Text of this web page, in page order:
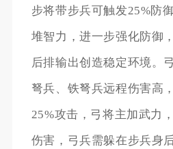
步将带步兵可触发25%防
堆智力，进一步强化防御
后排输出创造稳定环境。
弩兵、铁弩兵远程伤害高
25%攻击，弓将主加武力
伤害，弓兵需躲在步兵身